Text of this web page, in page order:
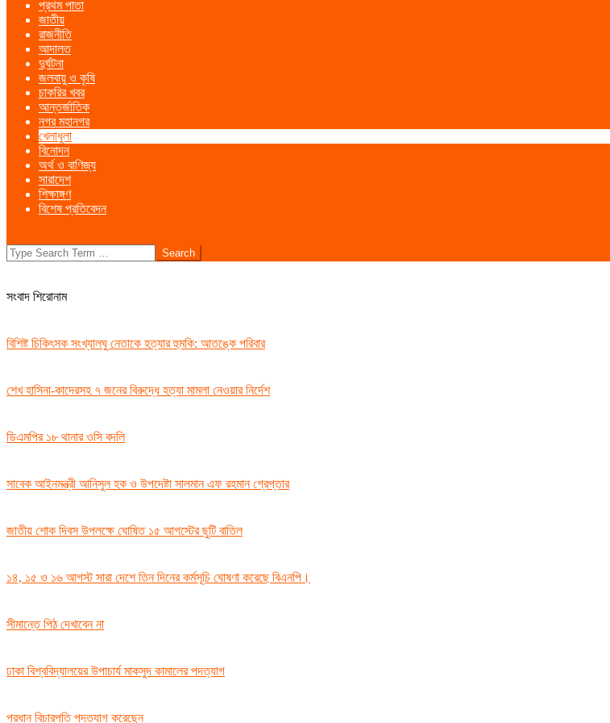
Menu
প্রথম পাতা
জাতীয়
রাজনীতি
আদালত
দুর্ঘটনা
জলবায়ু ও কৃষি
চাকরির খবর
আন্তর্জাতিক
নগর মহানগর
খেলাধুলা
বিনোদন
অর্থ ও বাণিজ্য
সারাদেশ
শিক্ষাঙ্গণ
বিশেষ প্রতিবেদন
Search
সংবাদ শিরোনাম
বিশিষ্ট চিকিৎসক সংখ্যালঘু নেতাকে হত্যার হুমকি: আতঙ্কে পরিবার
শেখ হাসিনা-কাদেরসহ ৭ জনের বিরুদ্ধে হত্যা মামলা নেওয়ার নির্দেশ
ডিএমপির ১৮ থানার ওসি বদলি
সাবেক আইনমন্ত্রী আনিসুল হক ও উপদেষ্টা সালমান এফ রহমান গ্রেপ্তার
জাতীয় শোক দিবস উপলক্ষে ঘোষিত ১৫ আগস্টের ছুটি বাতিল
১৪, ১৫ ও ১৬ আগস্ট সারা দেশে তিন দিনের কর্মসূচি ঘোষণা করেছে বিএনপি।
সীমান্তে পিঠ দেখাবেন না
ঢাকা বিশ্ববিদ্যালয়ের উপাচার্য মাকসুদ কামালের পদত্যাগ
প্রধান বিচারপতি পদত্যাগ করেছেন